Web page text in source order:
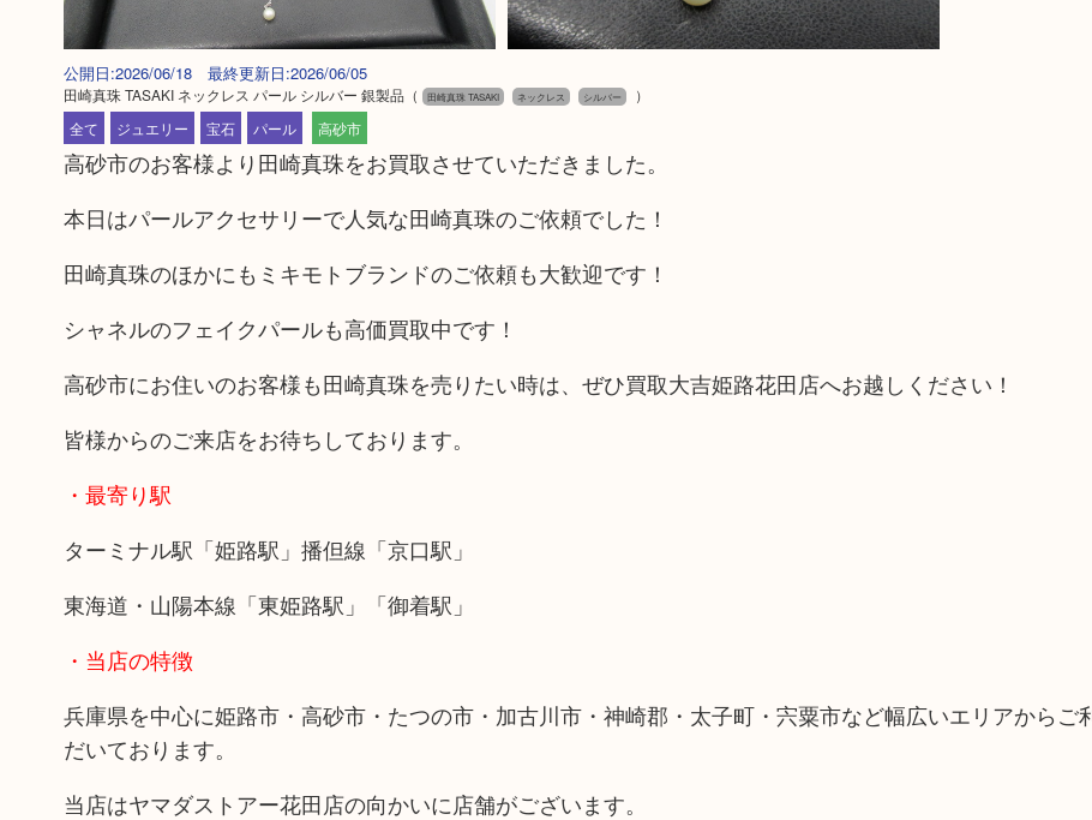
公開日:2026/06/18 最終更新日:2026/06/05
田崎真珠 TASAKI ネックレス パール シルバー 銀製品 （ 田崎真珠 TASAKI ネックレス シルバー
）
全て
ジュエリー 宝石 パール 高砂市
高砂市のお客様より田崎真珠をお買取させていただきました。
本日はパールアクセサリーで人気な田崎真珠のご依頼でした！
田崎真珠のほかにもミキモトブランドのご依頼も大歓迎です！
シャネルのフェイクパールも高価買取中です！
高砂市にお住いのお客様も田崎真珠を売りたい時は、ぜひ買取大吉姫路花田店へお越しください！
皆様からのご来店をお待ちしております。
・最寄り駅
ターミナル駅「姫路駅」播但線「京口駅」
東海道・山陽本線「東姫路駅」「御着駅」
・当店の特徴
兵庫県を中心に姫路市・高砂市・たつの市・加古川市・神崎郡・太子町・宍粟市など幅広いエリアからご
だいております。
当店はヤマダストアー花田店の向かいに店舗がございます。